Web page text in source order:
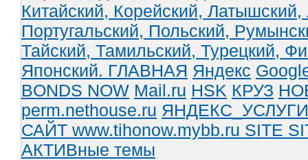
Китайский, Корейский, Латышский,
Португальский, Польский,
Тайский, Тамильский, Турецкий,
Японский. ГЛАВНАЯ Яндекс
BONDS NOW Mail.ru HSK КРУЗ
perm.nethouse.ru ЯНДЕКС_УСЛУГИ
САЙТ www.tihonow.mybb.ru SITE
АКТИВные темы